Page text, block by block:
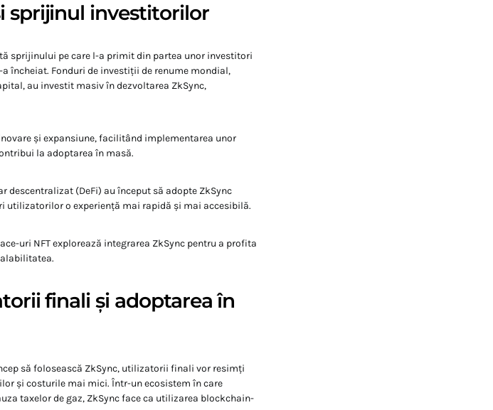
sprijinul investitorilor
sprijinului pe care l-a primit din partea unor investitori
încheiat. Fonduri de investiții de renume mondial,
au investit masiv în dezvoltarea ZkSync,
și expansiune, facilitând implementarea unor
la adoptarea în masă.
descentralizat (DeFi) au început să adopte ZkSync
o experiență mai rapidă și mai accesibilă.
uri NFT explorează integrarea ZkSync pentru a profita
finali și adoptarea în
să folosească ZkSync, utilizatorii finali vor resimți
și costurile mai mici. Într-un ecosistem în care
taxelor de gaz, ZkSync face ca utilizarea blockchain-